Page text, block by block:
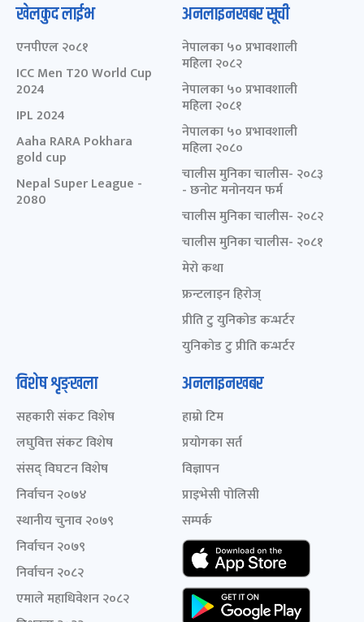
खेलकुद लाईभ
एनपीएल २०८१
ICC Men T20 World Cup
2024
IPL 2024
Aaha RARA Pokhara
gold cup
Nepal Super League -
2080
अनलाइनखबर सूची
नेपालका ५० प्रभावशाली
महिला २०८२
नेपालका ५० प्रभावशाली
महिला २०८१
नेपालका ५० प्रभावशाली
महिला २०८०
चालीस मुनिका चालीस- २०८३
- छनोट मनोनयन फर्म
चालीस मुनिका चालीस- २०८२
चालीस मुनिका चालीस- २०८१
मेरो कथा
फ्रन्टलाइन हिरोज्
प्रीति टु युनिकोड कन्भर्टर
युनिकोड टु प्रीति कन्भर्टर
विशेष शृङ्खला
सहकारी संकट विशेष
लघुवित्त संकट विशेष
संसद् विघटन विशेष
निर्वाचन २०७४
स्थानीय चुनाव २०७९
निर्वाचन २०७९
निर्वाचन २०८२
एमाले महाधिवेशन २०८२
अनलाइनखबर
हाम्रो टिम
प्रयोगका सर्त
विज्ञापन
प्राइभेसी पोलिसी
सम्पर्क